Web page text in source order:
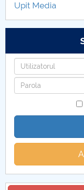
Upit Media
Utilizatorul
Parola